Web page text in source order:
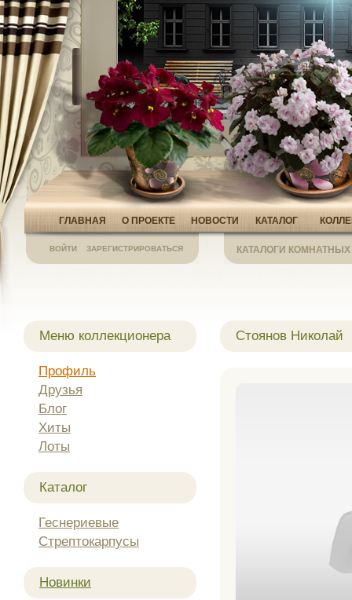
ВОЙТИ ЗАРЕГИСТРИРОВАТЬСЯ КАТАЛОГИ
ГЛАВНАЯ О ПРОЕКТЕ НОВОСТИ КАТАЛОГ
Стоянов Николай
Меню коллекционера
Профиль
Друзья
Блог
Хиты
Лоты
Каталог
Геснериевые
Стрептокарпусы
Новинки